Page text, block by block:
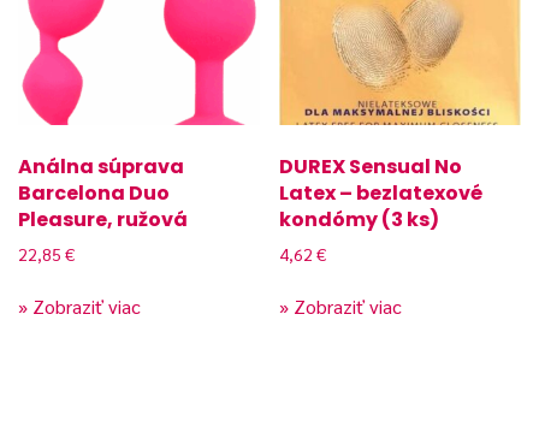
Análna súprava
Barcelona Duo
Pleasure, ružová
22,85 €
» Zobraziť viac
DUREX Sensual No
Latex – bezlatexové
kondómy (3 ks)
4,62€
» Zobraziť viac